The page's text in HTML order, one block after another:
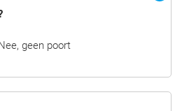
geen poort